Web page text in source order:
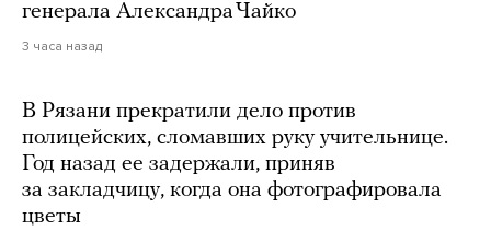
генерала Александра Чайко
3 часа назад
В Рязани прекратили дело против
полицейских, сломавших руку учительнице.
Год назад ее задержали, приняв
за закладчицу, когда она фотографировала
цветы